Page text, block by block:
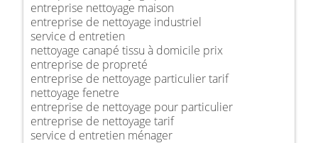
entreprise nettoyage maison
entreprise de nettoyage industriel
service d entretien
nettoyage canapé tissu à domicile prix
entreprise de propreté
entreprise de nettoyage particulier tarif
nettoyage fenetre
entreprise de nettoyage pour particulier
entreprise de nettoyage tarif
service d entretien ménager